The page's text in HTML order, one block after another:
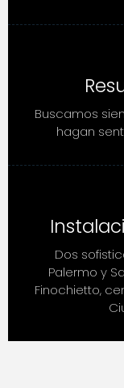
Buscamos
hagan
Dos
Palermo y
Finochietto,